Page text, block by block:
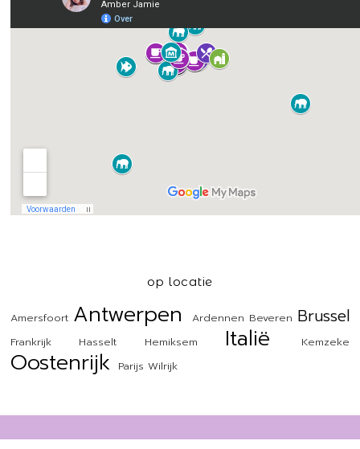
op locatie
Amersfoort Antwerpen Ardennen Beveren Brussel
Frankrijk Hasselt Hemiksem Italië Kemzeke
Oostenrijk Parijs Wilrijk